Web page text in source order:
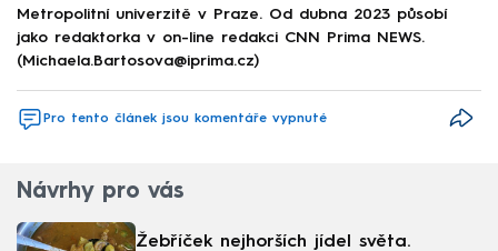
Metropolitní univerzitě v Praze. Od dubna 2023 působí
jako redaktorka v on-line redakci CNN Prima NEWS.
(Michaela.Bartosova@iprima.cz)
Pro tento článek jsou komentáře vypnuté
Návrhy pro vás
Žebříček nejhorších jídel světa.